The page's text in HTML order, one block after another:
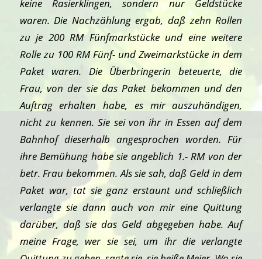
keine Rasierklingen, sondern nur Geldstücke
waren. Die Nachzählung ergab, daß zehn Rollen
zu je 200 RM Fünfmarkstücke und eine weitere
Rolle zu 100 RM Fünf- und Zweimarkstücke in dem
Paket waren. Die Überbringerin beteuerte, die
Frau, von der sie das Paket bekommen und den
Auftrag erhalten habe, es mir auszuhändigen,
nicht zu kennen. Sie sei von ihr in Essen auf dem
Bahnhof dieserhalb angesprochen worden. Für
ihre Bemühung habe sie angeblich 1.- RM von der
betr. Frau bekommen. Als sie sah, daß Geld in dem
Paket war, tat sie ganz erstaunt und schließlich
verlangte sie dann auch von mir eine Quittung
darüber, daß sie das Geld abgegeben habe. Auf
meine Frage, wer sie sei, um ihr die verlangte